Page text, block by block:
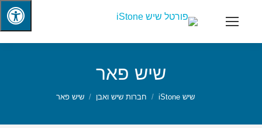
שיש פאר
שיש iStone חברות שיש ואבן שיש פאר